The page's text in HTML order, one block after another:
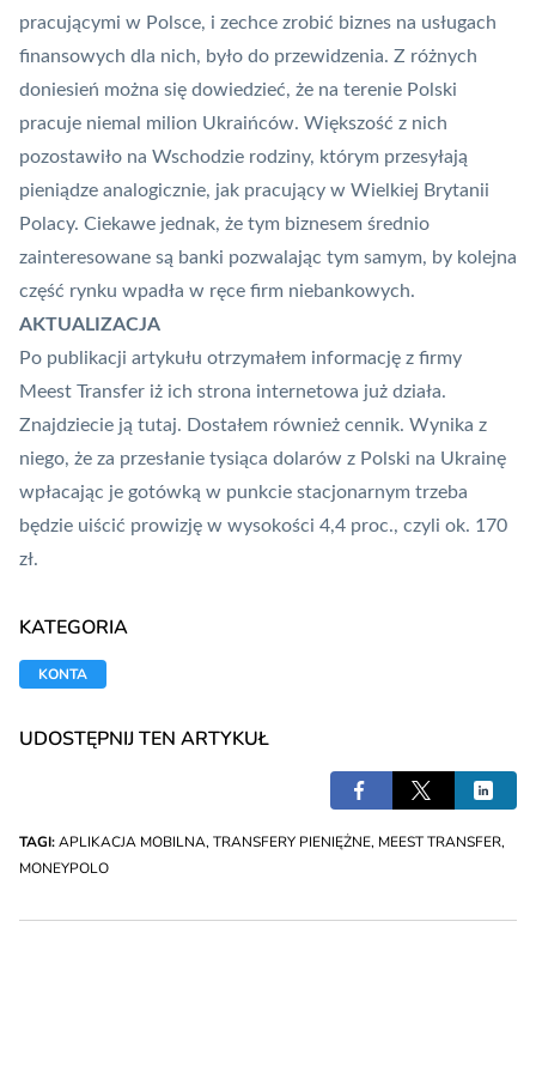
pracującymi w Polsce, i zechce zrobić biznes na usługach
finansowych dla nich, było do przewidzenia. Z różnych
doniesień można się dowiedzieć, że na terenie Polski
pracuje niemal milion Ukraińców. Większość z nich
pozostawiło na Wschodzie rodziny, którym przesyłają
pieniądze analogicznie, jak pracujący w Wielkiej Brytanii
Polacy. Ciekawe jednak, że tym biznesem średnio
zainteresowane są banki pozwalając tym samym, by kolejna
część rynku wpadła w ręce firm niebankowych.
AKTUALIZACJA
Po publikacji artykułu otrzymałem informację z firmy
Meest Transfer iż ich strona internetowa już działa.
Znajdziecie ją tutaj. Dostałem również cennik. Wynika z
niego, że za przesłanie tysiąca dolarów z Polski na Ukrainę
wpłacając je gotówką w punkcie stacjonarnym trzeba
będzie uiścić prowizję w wysokości 4,4 proc., czyli ok. 170
zł.
KATEGORIA
KONTA
UDOSTĘPNIJ TEN ARTYKUŁ
TAGI:APLIKACJA MOBILNA, TRANSFERY PIENIĘŻNE, MEEST TRANSFER,
MONEYPOLO